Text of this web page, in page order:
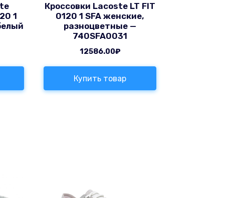
1
Кроссовки Lacoste LT FIT
0120 1 SFA женские,
разноцветные —
740SFA0031
12586.00₽
Купить товар